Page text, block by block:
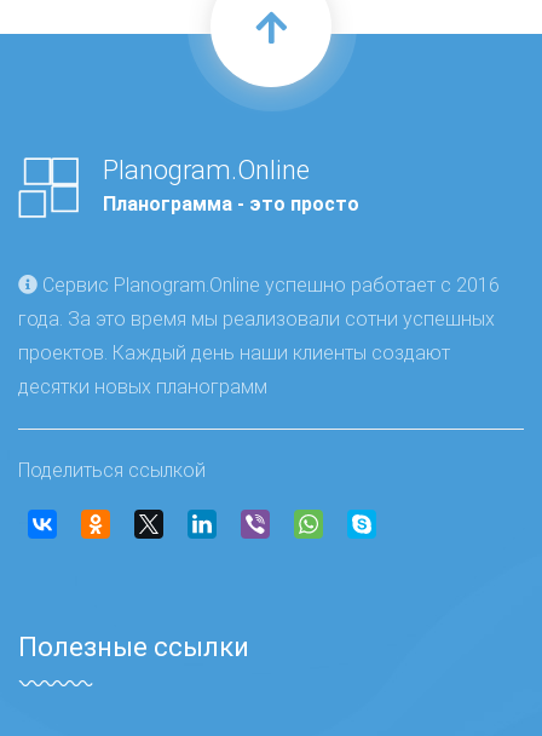
Planogram.Online
Планограмма - это просто
Сервис Planogram.Online успешно работает с 2016
года. За это время мы реализовали сотни успешных
проектов. Каждый день наши клиенты создают
десятки новых планограмм
Поделиться ссылкой
Полезные ссылки